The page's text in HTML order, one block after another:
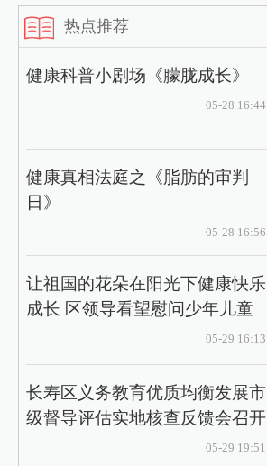
热点推荐
健康科普小剧场《朦胧成长》
05-28 16:44
健康真相法庭之《脂肪的审判
日》
05-28 16:56
让祖国的花朵在阳光下健康快乐
成长 区领导看望慰问少年儿童
05-29 16:13
长寿区义务教育优质均衡发展市
级督导评估实地核查反馈会召开
05-29 19:51